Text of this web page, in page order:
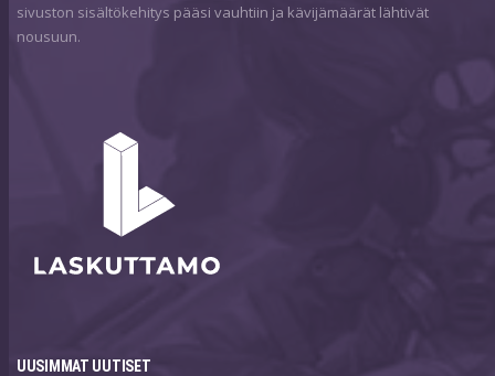
sivuston sisältökehitys pääsi vauhtiin ja kävijämäärät lähtivät
nousuun.
UUSIMMAT UUTISET